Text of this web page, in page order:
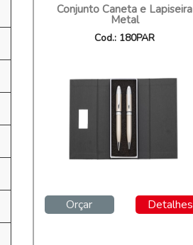
Conjunto Caneta e Lapiseira
Metal
Cod.: 180PAR
Orçar Detalhes